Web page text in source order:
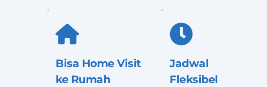
Bisa Home Visit
ke Rumah
Jadwal
Fleksibel